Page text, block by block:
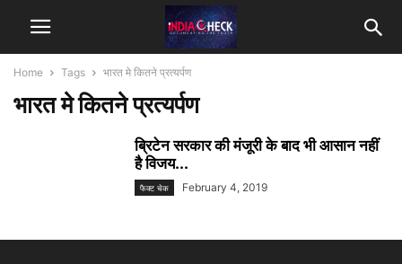
Home Tags भारत मे कितने प्रत्यर्पण
भारत मे कितने प्रत्यर्पण
ब्रिटेन सरकार की मंजूरी के बाद भी आसान नहीं
है विजय...
फैक्ट चेक February 4, 2019